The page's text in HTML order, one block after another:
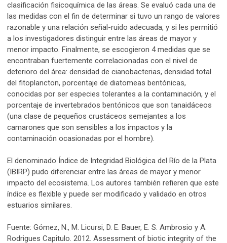
clasificación fisicoquímica de las áreas. Se evaluó cada una de
las medidas con el fin de determinar si tuvo un rango de valores
razonable y una relación señal-ruido adecuada, y si les permitió
a los investigadores distinguir entre las áreas de mayor y
menor impacto. Finalmente, se escogieron 4 medidas que se
encontraban fuertemente correlacionadas con el nivel de
deterioro del área: densidad de cianobacterias, densidad total
del fitoplancton, porcentaje de diatomeas bentónicas,
conocidas por ser especies tolerantes a la contaminación, y el
porcentaje de invertebrados bentónicos que son tanaidáceos
(una clase de pequeños crustáceos semejantes a los
camarones que son sensibles a los impactos y la
contaminación ocasionadas por el hombre).
El denominado Índice de Integridad Biológica del Río de la Plata
(IBIRP) pudo diferenciar entre las áreas de mayor y menor
impacto del ecosistema. Los autores también refieren que este
índice es flexible y puede ser modificado y validado en otros
estuarios similares.
Fuente: Gómez, N., M. Licursi, D. E. Bauer, E. S. Ambrosio y A.
Rodrigues Capitulo. 2012. Assessment of biotic integrity of the